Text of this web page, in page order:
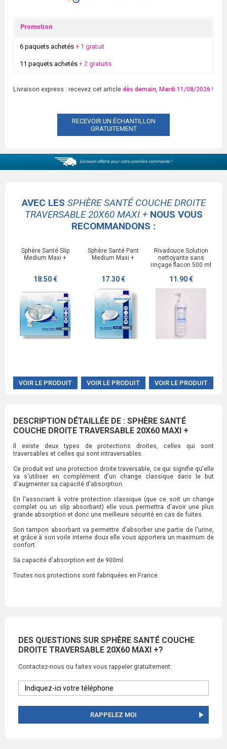
Promotion
6 paquets achetés + 1 gratuit
11 paquets achetés + 2 gratuits
Livraison express : recevez cet article dès demain, Mardi 11/08/2026 !
RECEVOIR UN ÉCHANTILLON
GRATUITEMENT
AVEC LES SPHÈRE SANTÉ COUCHE DROITE
TRAVERSABLE 20X60 MAXI +NOUS VOUS
RECOMMANDONS :
Sphère Santé Slip
Medium Maxi +
18.50 €
VOIR LE PRODUIT
Sphère Santé Pant
Medium Maxi +
17.30 €
VOIR LE PRODUIT
Rivadouce Solution
nettoyante sans
rinçage flacon 500 ml
11.90 €
VOIR LE PRODUIT
DESCRIPTION DÉTAILLÉE DE : SPHÈRE SANTÉ
COUCHE DROITE TRAVERSABLE 20X60 MAXI +
Il existe deux types de protections droites, celles qui sont
traversables et celles qui sont intraversables.
Ce produit est une protection droite traversable, ce qui signifie qu'elle
va s'utiliser en complément d'un change classique dans le but
d'augmenter sa capacité d'absorption.
En l'associant à votre protection classique (que ce soit un change
complet ou un slip absorbant) elle vous permettra d'avoir une plus
grande absorption et donc une meilleure sécurité en cas de fuites.
Son tampon absorbant va permettre d'absorber une partie de l'urine,
et grâce à son voile interne doux elle vous apportera un maximum de
confort.
Sa capacité d'absorption est de 900ml.
Toutes nos protections sont fabriquées en France.
DES QUESTIONS SUR SPHÈRE SANTÉ COUCHE
DROITE TRAVERSABLE 20X60 MAXI +?
Contactez-nous ou faites vous rappeler gratuitement:
RAPPELEZ MOI